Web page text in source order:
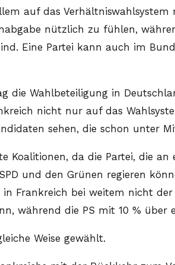
auf das
nützlich zu fühlen,
Eine Partei kann auch im
die Wahlbeteiligung in
nicht nur auf das
sehen, die schon unter
Koalitionen, da die Partei, die
und den Grünen regieren
Frankreich bei weitem nicht
während die PS mit 10 % über
Weise gewählt.